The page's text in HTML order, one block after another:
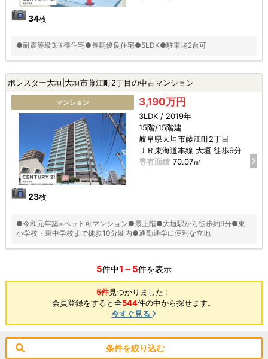
34枚
●耐震等級3取得住宅●長期優良住宅●5LDK●駐車場2台可
ポレスター大垣|大垣市藤江町2丁目の中古マンション
マンション
23枚
3,190万円
3LDK / 2019年
15階/15階建
岐阜県大垣市藤江町2丁目
ＪＲ東海道本線 大垣 徒歩9分
専有面積 70.07㎡
●令和元年築×ペット可マンション●最上階●大垣駅から徒歩約9分●東
小学校・東中学校まで徒歩10分圏内●通勤通学に便利な立地
5件中1～5件を表示
5件見つかりました！
会員登録をすると全544件の中から探せます。
今すぐ見る
条件を絞り込む